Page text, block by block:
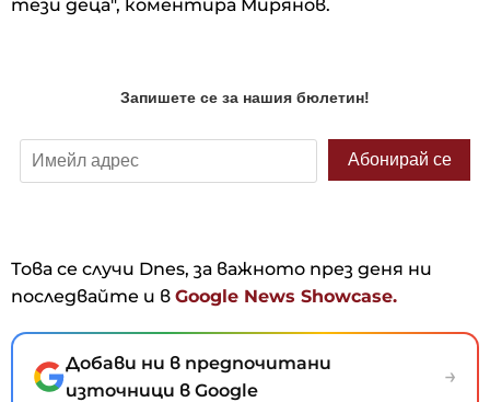
тези деца", коментира Мирянов.
Това се случи Dnes, за важното през деня ни
последвайте и в Google News Showcase.
Добави ни в предпочитани
източници в Google
→